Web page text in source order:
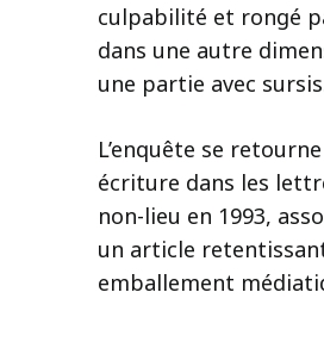
culpabilité et rongé
dans une autre
une partie avec
L’enquête se
écriture dans les
non-lieu en 1993,
un article
emballement